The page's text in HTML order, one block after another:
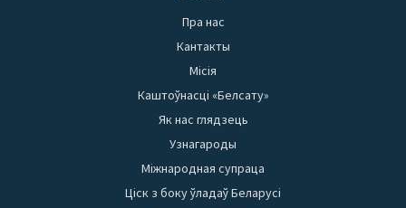
Пра нас
Кантакты
Місія
Каштоўнасці «Белсату»
Як нас глядзець
Узнагароды
Міжнародная супраца
Ціск з боку ўладаў Беларусі